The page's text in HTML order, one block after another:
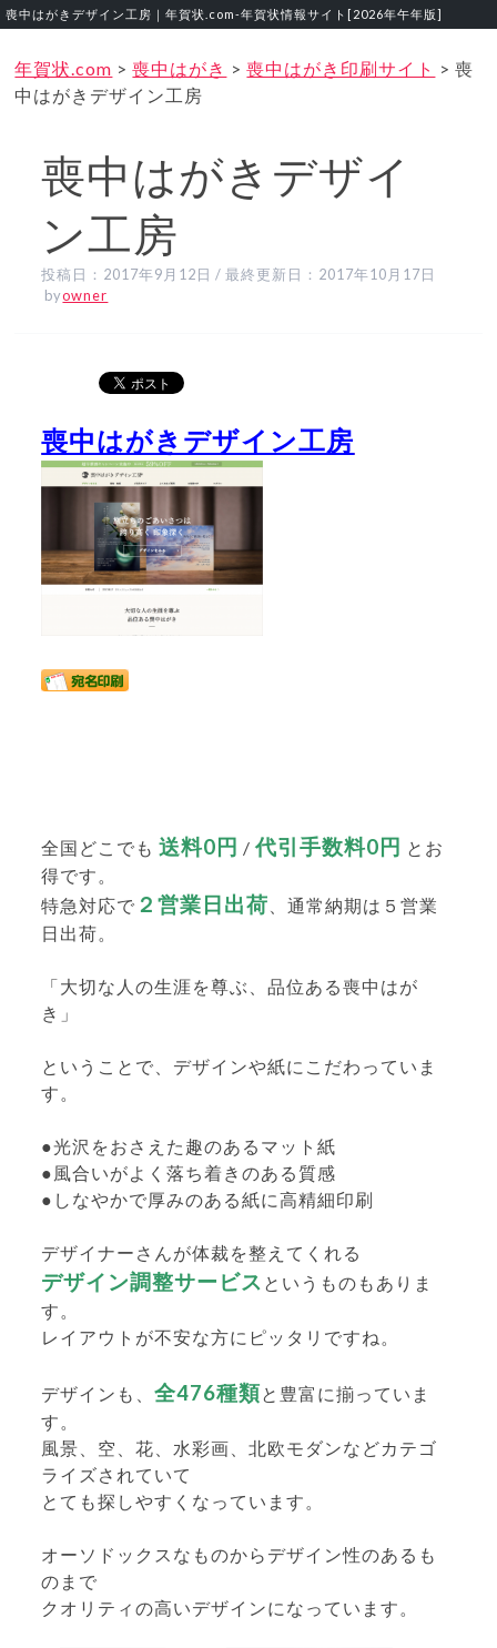
喪中はがきデザイン工房｜年賀状.com‐年賀状情報サイト[2026年午年版]
年賀状.com >喪中はがき >喪中はがき印刷サイト >喪
中はがきデザイン工房
喪中はがきデザイ
ン工房
投稿日： 2017年9月12日 / 最終更新日： 2017年10月17日
byowner
喪中はがきデザイン工房
全国どこでも送料0円 /代引手数料0円 とお
得です。
特急対応で ２営業日出荷 、通常納期は５営業
日出荷。
「大切な人の生涯を尊ぶ、品位ある喪中はが
き」
ということで、デザインや紙にこだわっていま
す。
●光沢をおさえた趣のあるマット紙
●風合いがよく落ち着きのある質感
●しなやかで厚みのある紙に高精細印刷
デザイナーさんが体裁を整えてくれる
デザイン調整サービス というものもありま
す。
レイアウトが不安な方にピッタリですね。
デザインも、全476種類と豊富に揃っていま
す。
風景、空、花、水彩画、北欧モダンなどカテゴ
ライズされていて
とても探しやすくなっています。
オーソドックスなものからデザイン性のあるも
のまで
クオリティの高いデザインになっています。